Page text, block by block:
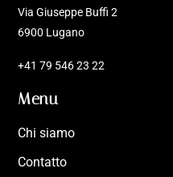
Via Giuseppe Buffi 2
6900 Lugano
+41 79 546 23 22
Menu
Chi siamo
Contatto